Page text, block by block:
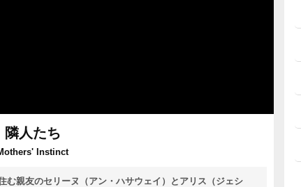
隣人たち
Instinct
む親友のセリーヌ（アン・ハサウェイ）とアリス（ジェシ